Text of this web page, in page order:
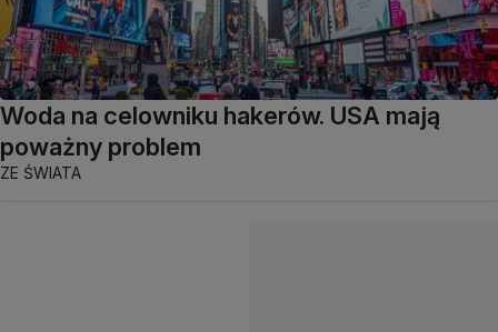
Woda na celowniku hakerów. USA mają
poważny problem
ZE ŚWIATA